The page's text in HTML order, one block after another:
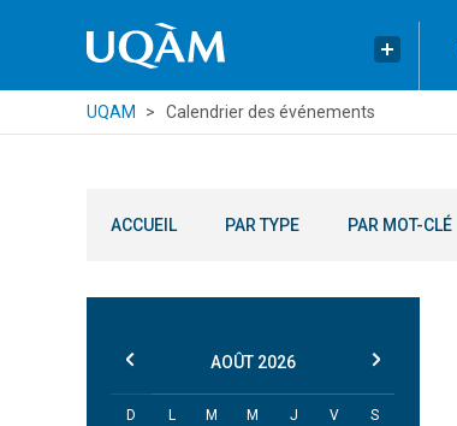
UQAM Calendrier des événements
ACCUEIL PAR TYPE PAR MOT-CLÉ
AOÛT 2026
D L M M J V S